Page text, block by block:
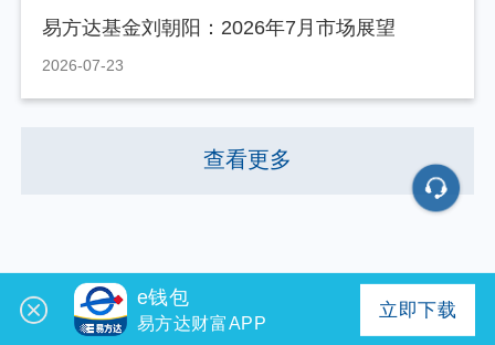
易方达基金刘朝阳：2026年7月市场展望
2026-07-23
查看更多
e钱包
易方达财富APP
立即下载